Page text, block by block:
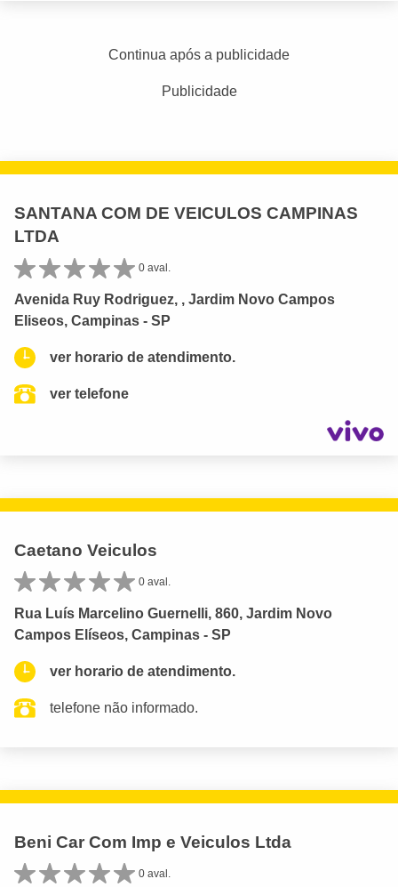
Continua após a publicidade
Publicidade
SANTANA COM DE VEICULOS CAMPINAS
LTDA
0 aval.
Avenida Ruy Rodriguez, , Jardim Novo Campos
Eliseos, Campinas - SP
ver horario de atendimento.
ver telefone
Caetano Veiculos
0 aval.
Rua Luís Marcelino Guernelli, 860, Jardim Novo
Campos Elíseos, Campinas - SP
ver horario de atendimento.
telefone não informado.
Beni Car Com Imp e Veiculos Ltda
0 aval.